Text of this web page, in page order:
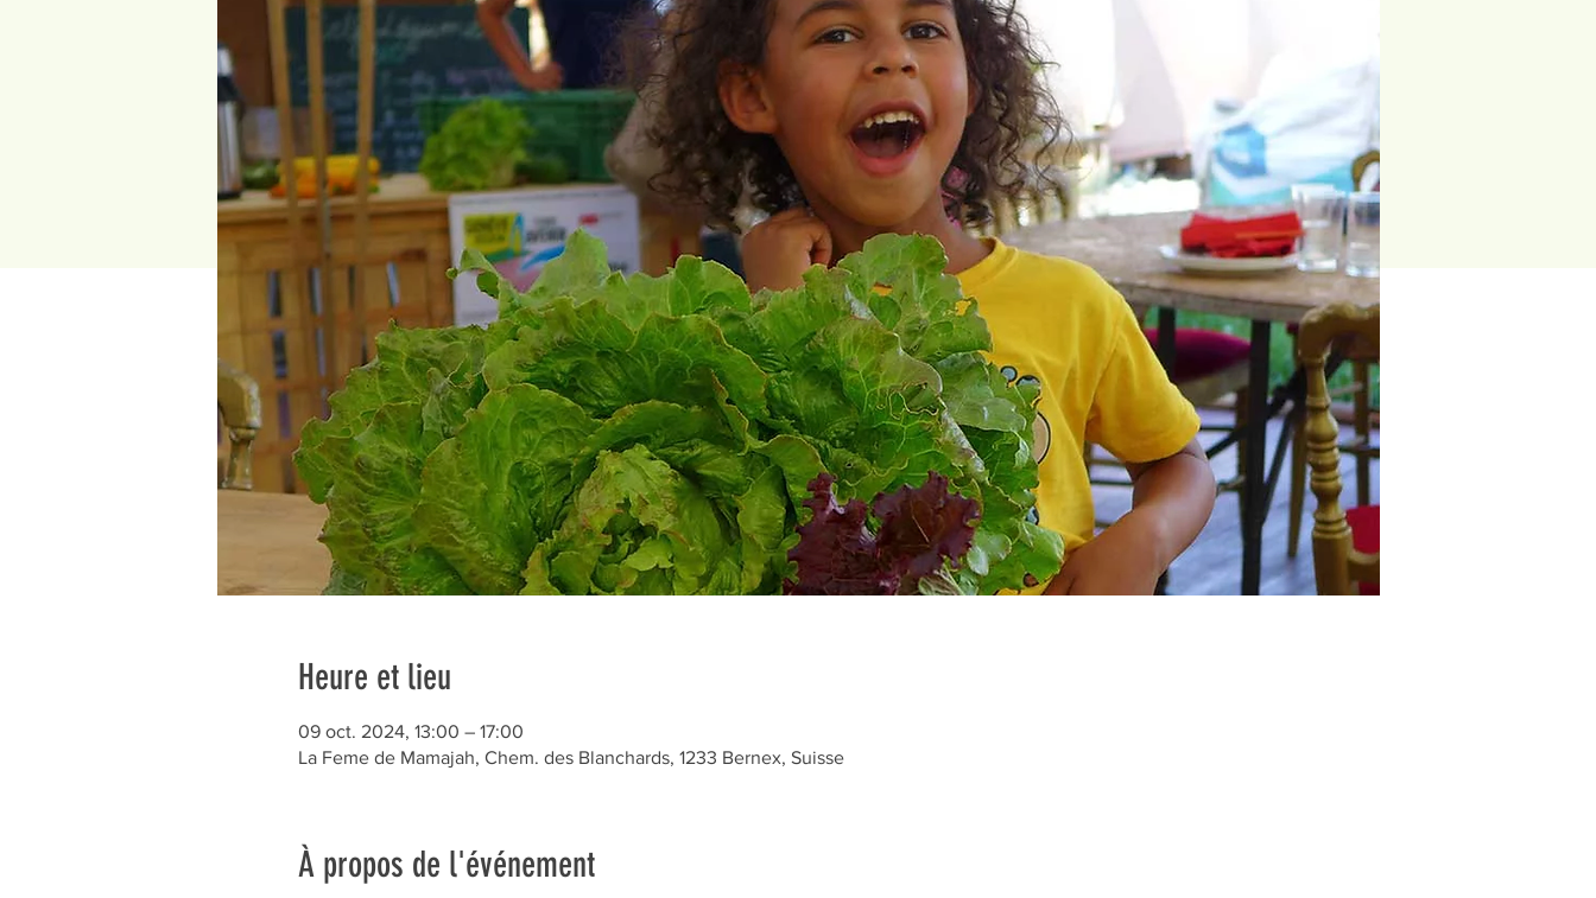
Heure et lieu
09 oct. 2024, 13:00 – 17:00
La Feme de Mamajah, Chem. des Blanchards, 1233 Bernex, Suisse
À propos de l'événement